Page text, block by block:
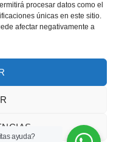
procesar datos como el
únicas en este sitio.
afectar negativamente a
|Devoluciones|
Distribuciones el
ayuda?